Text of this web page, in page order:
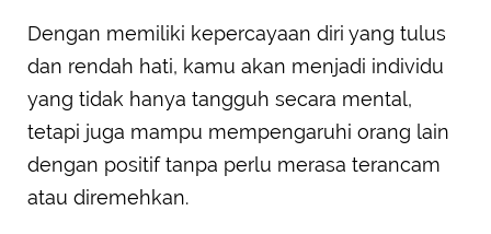
Dengan memiliki kepercayaan diri yang tulus
dan rendah hati, kamu akan menjadi individu
yang tidak hanya tangguh secara mental,
tetapi juga mampu mempengaruhi orang lain
dengan positif tanpa perlu merasa terancam
atau diremehkan.